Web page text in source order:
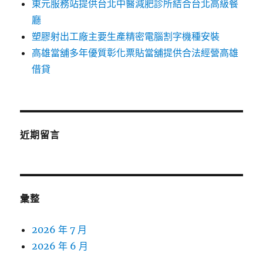
東元服務站提供台北中醫減肥診所結合台北高級餐
廳
塑膠射出工廠主要生產精密電腦割字機種安裝
高雄當舖多年優質彰化票貼當舖提供合法經營高雄
借貸
近期留言
彙整
2026 年 7 月
2026 年 6 月